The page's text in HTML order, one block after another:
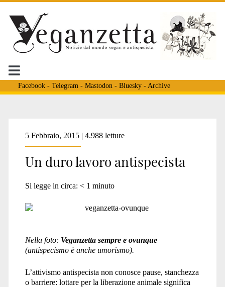
Facebook- Telegram - Mastodon - Bluesky- Archive
Tag:
<span>bercellona</
5 Febbraio, 2015 | 4.988 letture
Un duro lavoro antispecista
Si legge in circa: < 1 minuto
Nella foto: Veganzetta sempre e ovunque
(antispecismo è anche umorismo).
L’attivismo antispecista non conosce pause, stanchezza
o barriere: lottare per la liberazione animale significa